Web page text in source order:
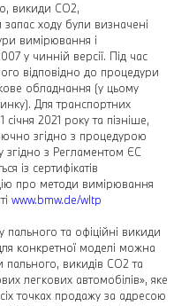
викиди CO2,
ходу були визначені
вимірювання і
у чинній версії. Під час
відповідно до процедури
обладнання (у цьому
Для транспортних
2021 року та пізніше,
згідно з процедурою
згідно з Регламентом ЄС
із сертифікатів
про методи вимірювання
www.bmw.de/wltp
та офіційні викиди
конкретної моделі можна
викидів CO2 та
легкових автомобілів», яке
точках продажу за адресою